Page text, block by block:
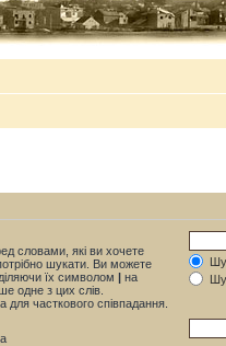
словами, які ви хочете
шукати. Ви можете
їх символом | на
одне з цих слів.
для часткового співпадання.